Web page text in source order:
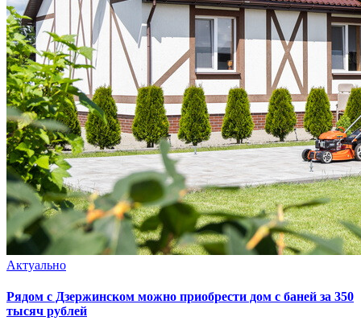
Актуально
Рядом с Дзержинском можно приобрести дом с баней за 350
тысяч рублей